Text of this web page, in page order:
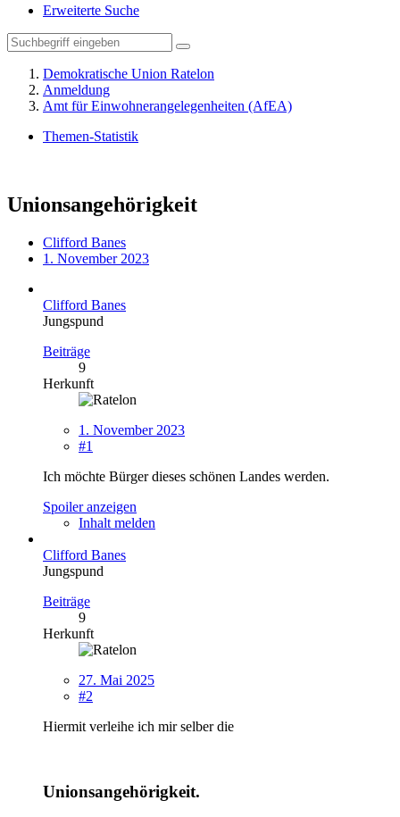
Erweiterte Suche
Demokratische Union Ratelon
Anmeldung
Amt für Einwohnerangelegenheiten (AfEA)
Themen-Statistik
Unionsangehörigkeit
Clifford Banes
1. November 2023
Clifford Banes
Jungspund
Beiträge
9
Herkunft
1. November 2023
#1
Ich möchte Bürger dieses schönen Landes werden.
Spoiler anzeigen
Inhalt melden
Clifford Banes
Jungspund
Beiträge
9
Herkunft
27. Mai 2025
#2
Hiermit verleihe ich mir selber die
Unionsangehörigkeit.